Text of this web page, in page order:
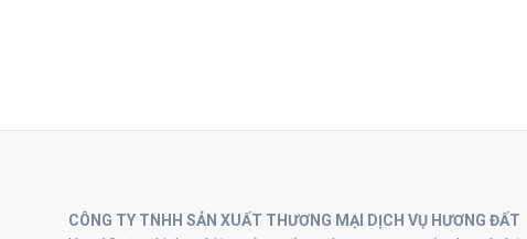
CÔNG TY TNHH SẢN XUẤT THƯƠNG MẠI DỊCH VỤ HƯƠNG ĐẤT